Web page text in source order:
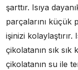
şarttır. Isıya
parçalarını küçük
işinizi kolaylaştırır.
çikolatanın sık sık
çikolatanın su ile